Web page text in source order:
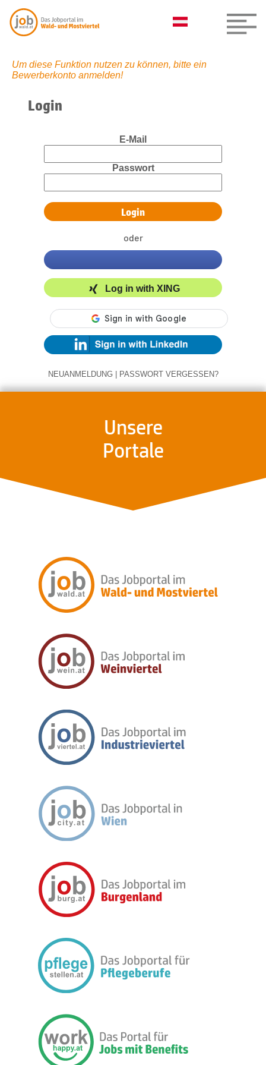
Um diese Funktion nutzen zu können, bitte ein
Bewerberkonto anmelden!
Login
E-Mail
Passwort
oder
Log in with XING
NEUANMELDUNG | PASSWORT VERGESSEN?
Unsere
Portale